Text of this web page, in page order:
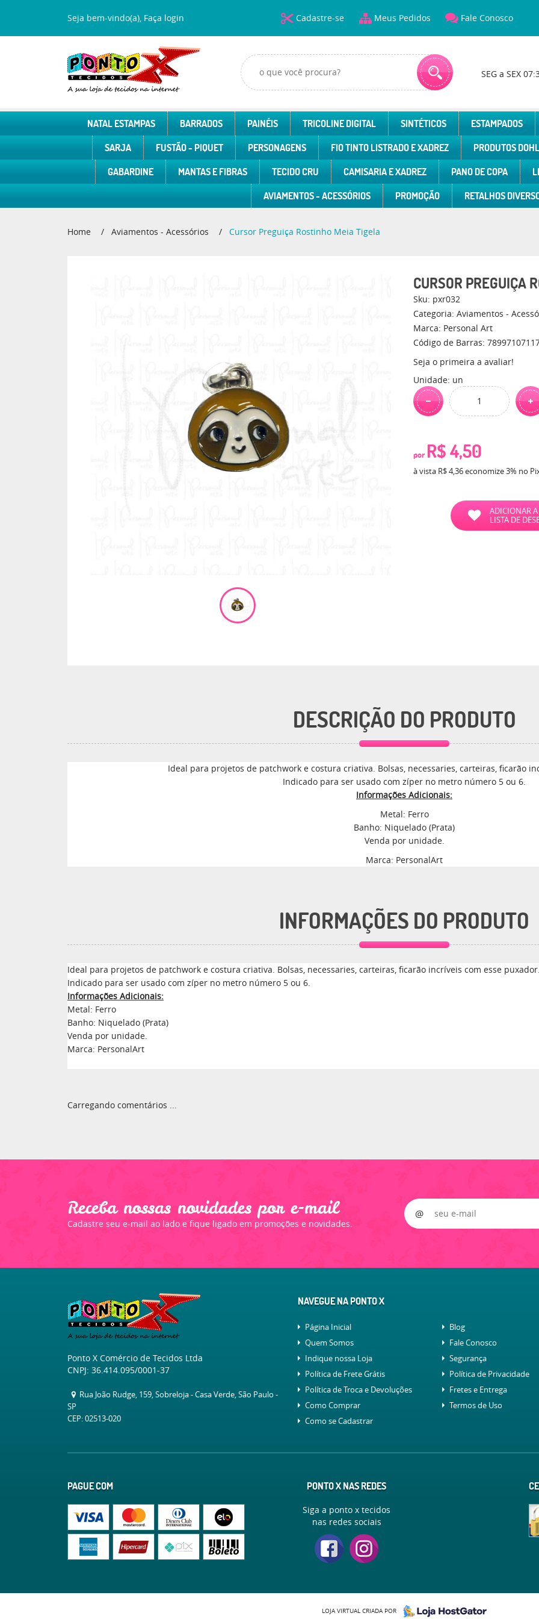
Seja bem-vindo(a), Faça login Cadastre-se Meus Pedidos Fale Conosco
SEG a SEX
NATAL ESTAMPAS BARRADOS PAINÉIS TRICOLINE DIGITAL SINTÉTICOS
ESTAMPADOS
SARJA
FUSTÃO - PIQUET PERSONAGENS FIO TINTO LISTRADO E XADREZ
PRODUTOS
GABARDINE
MANTAS E FIBRAS TECIDO CRU CAMISARIA E XADREZ PANO DE COPA
AVIAMENTOS - ACESSÓRIOS
PROMOÇÃO RETALHOS
Home Aviamentos - Acessórios Cursor Preguiça Rostinho Meia Tigela
CURSOR PREGUIÇA
Sku: pxr032
Categoria: Aviamentos -
Marca: Personal Art
Código de Barras:
Seja o primeira a avaliar!
Unidade: un
por R$ 4,50
à vista R$ 4,36economize3% no
ADICIONAR A
LISTA DE
DESCRIÇÃO DO PRODUTO
Ideal para projetos de patchwork e costura criativa. Bolsas, necessaries, carteiras, ficarão
Indicado para ser usado com zíper no metro número 5 ou 6.
Informações Adicionais:
Metal: Ferro
Banho: Niquelado (Prata)
Venda por unidade.
Marca: PersonalArt
INFORMAÇÕES DO PRODUTO
Ideal para projetos de patchwork e costura criativa. Bolsas, necessaries, carteiras, ficarão incríveis com esse
Indicado para ser usado com zíper no metro número 5 ou 6.
Informações Adicionais:
Metal: Ferro
Banho: Niquelado (Prata)
Venda por unidade.
Marca: PersonalArt
Carregando comentários ...
Receba nossas novidades por e-mail
Cadastre seu e-mail ao lado e fique ligado em promoções e novidades.
Ponto X Comércio de Tecidos Ltda
CNPJ: 36.414.095/0001-37
Rua João Rudge, 159, Sobreloja-Casa Verde, São Paulo -
SP
CEP: 02513-020
NAVEGUE NA PONTO X
Página Inicial
Blog
Quem Somos
Fale Conosco
Indique nossa Loja
Segurança
Política de Frete Grátis
Política de Privacidade
Política de Troca e Devoluções
Fretes e Entrega
Como Comprar
Termos de Uso
Como se Cadastrar
PAGUE COM PONTO X NAS REDES
Siga a ponto x tecidos
nas redes sociais
LOJA VIRTUAL CRIADA POR